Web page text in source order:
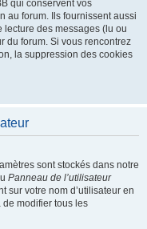
qui conservent vos
au forum. Ils fournissent aussi
des messages (lu ou
du forum. Si vous rencontrez
la suppression des cookies
sont stockés dans notre
Panneau de l’utilisateur
sur votre nom d’utilisateur en
de modifier tous les